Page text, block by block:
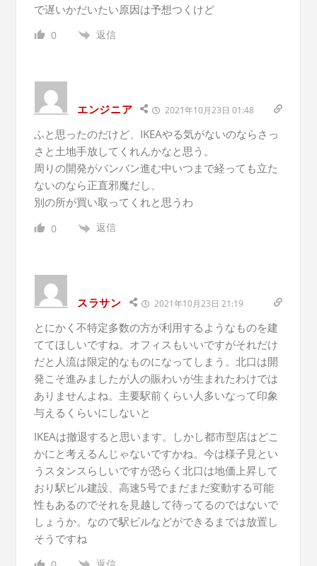
で遅いかだいたい原因は予想つくけど
0 返信
エンジニア 2021年10月23日 01:48
ふと思ったのだけど、IKEAやる気がないのならさっ
さと土地手放してくれんかなと思う。
周りの開発がバンバン進む中いつまで経っても立た
ないのなら正直邪魔だし、
別の所が買い取ってくれと思うわ
0 返信
スラサン 2021年10月23日 21:19
とにかく不特定多数の方が利用するようなものを建
ててほしいですね。オフィスもいいですがそれだけ
だと人流は限定的なものになってしまう。北口は開
発こそ進みましたが人の賑わいが生まれたわけでは
ありませんよね。主要駅前くらい人多いなって印象
与えるくらいにしないと
IKEAは撤退すると思います。しかし都市型店はどこ
かにと考えるんじゃないですかね。今は様子見とい
うスタンスらしいですが恐らく北口は地価上昇して
おり駅ビル建設、高速5号でまだまだ変動する可能
性もあるのでそれを見越して待ってるのではないで
しょうか。なので駅ビルなどができるまでは放置し
そうですね